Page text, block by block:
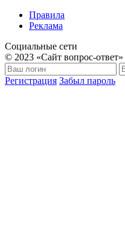
Правила
Реклама
Социальные сети
© 2023 «Сайт вопрос-ответ»
Регистрация Забыл пароль